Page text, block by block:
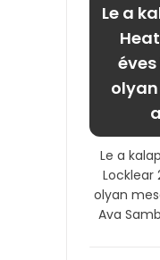
Le a
Le a
Locklear
olyan
Ava